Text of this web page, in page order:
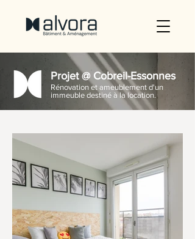
Projet @ Cobreil-Essonnes
Rénovation et ameublement d'un
immeuble destiné à la location.